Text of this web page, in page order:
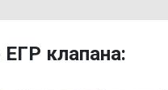
клапана: